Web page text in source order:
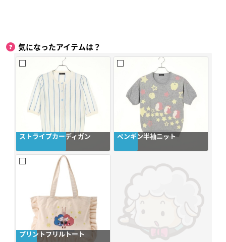
気になったアイテムは？
ストライプカーディガン ペンギン半袖ニット
プリントフリルトート